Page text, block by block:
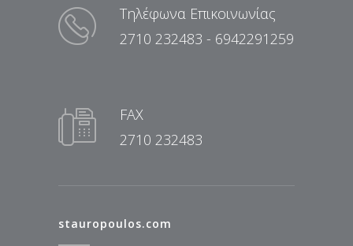
Τηλέφωνα Επικοινωνίας
2710 232483 - 6942291259
FAX
2710 232483
stauropoulos.com